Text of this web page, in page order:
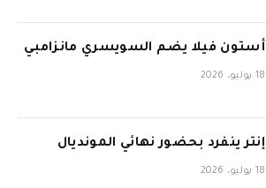
أستون فيلا يضم السويسري مانزامبي
18 يوليو، 2026
إنتر ينفرد بحضور نهائي المونديال
18 يوليو، 2026